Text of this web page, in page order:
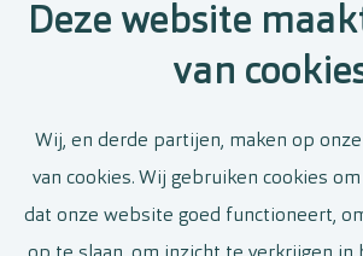
Deze website
van
Wij, en derde partijen, maken op
van cookies. Wij gebruiken cookies
dat onze website goed functioneert,
Stel een job alert in en
je op de hoogte van
relevante